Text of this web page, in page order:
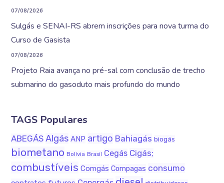
07/08/2026
Sulgás e SENAI-RS abrem inscrições para nova turma do
Curso de Gasista
07/08/2026
Projeto Raia avança no pré-sal com conclusão de trecho
submarino do gasoduto mais profundo do mundo
TAGS Populares
ABEGÁS Algás ANP artigo Bahiagás biogás
biometano Bolívia Brasil Cegás Cigás;
combustíveis Comgás Compagas consumo